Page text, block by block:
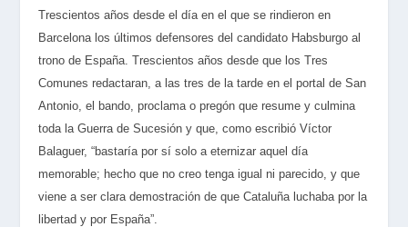
Trescientos años desde el día en el que se rindieron en
Barcelona los últimos defensores del candidato Habsburgo al
trono de España. Trescientos años desde que los Tres
Comunes redactaran, a las tres de la tarde en el portal de San
Antonio, el bando, proclama o pregón que resume y culmina
toda la Guerra de Sucesión y que, como escribió Víctor
Balaguer, “bastaría por sí solo a eternizar aquel día
memorable; hecho que no creo tenga igual ni parecido, y que
viene a ser clara demostración de que Cataluña luchaba por la
libertad y por España”.